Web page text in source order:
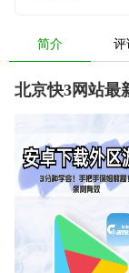
简介
北京快3网站最